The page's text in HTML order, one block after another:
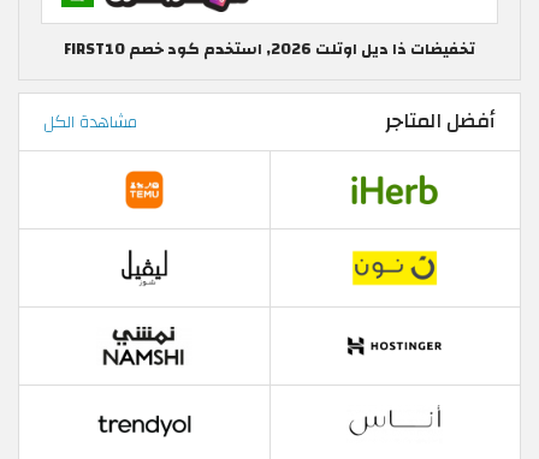
تخفيضات ذا ديل اوتلت 2026, استخدم كود خصم FIRST10
أفضل المتاجر مشاهدة الكل